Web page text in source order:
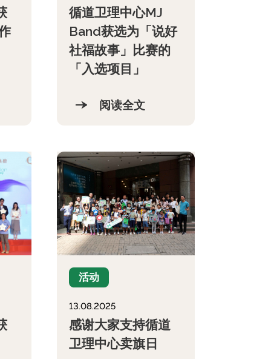
循道卫理中心MJ
Band获选为「说好
社福故事」比赛的
「入选项目」
阅读全文
活动
13.08.2025
感谢大家支持循道
卫理中心卖旗日